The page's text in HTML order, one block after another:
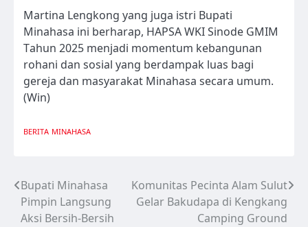
Martina Lengkong yang juga istri Bupati
Minahasa ini berharap, HAPSA WKI Sinode GMIM
Tahun 2025 menjadi momentum kebangunan
rohani dan sosial yang berdampak luas bagi
gereja dan masyarakat Minahasa secara umum.
(Win)
BERITA MINAHASA
Navigasi
pos
Bupati Minahasa
Pimpin Langsung
Aksi Bersih-Bersih
Komunitas Pecinta Alam Sulut
Gelar Bakudapa di Kengkang
Camping Ground